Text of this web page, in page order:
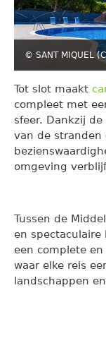
© SANT MIQUEL
Tot slot maakt
compleet met
sfeer. Dankzij
van de stranden
omgeving
Tussen de
en spectaculaire
een complete
waar elke reis
landschappen